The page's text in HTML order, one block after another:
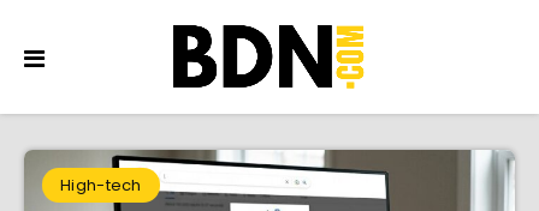
High-tech